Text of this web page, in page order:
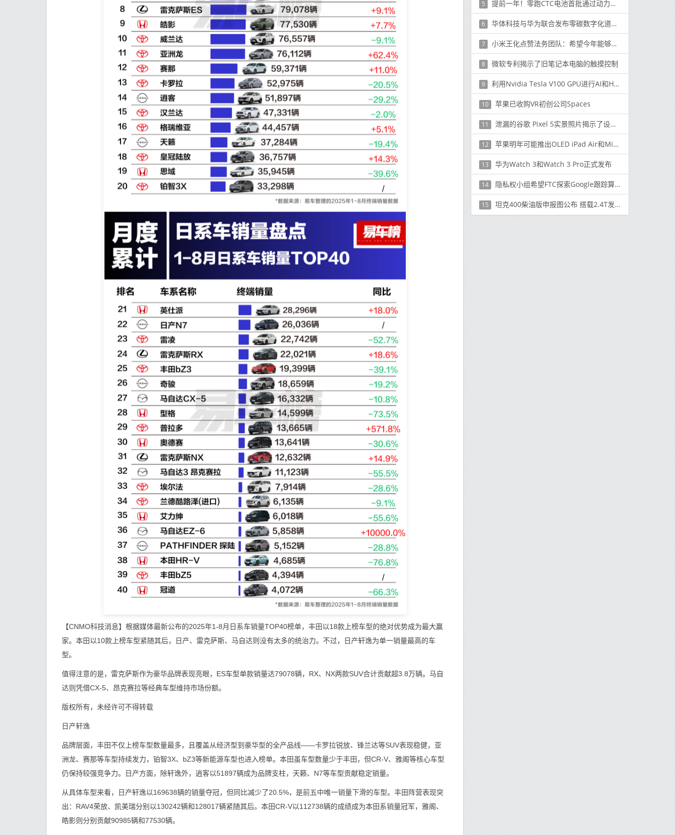
【CNMO科技消息】根据媒体最新公布的2025年1-8月日系车销量TOP40榜单，丰田以18款上榜车型的绝对优势成为最大赢
家。本田以10款上榜车型紧随其后，日产、雷克萨斯、马自达则没有太多的统治力。不过，日产轩逸为单一销量最高的车
型。
值得注意的是，雷克萨斯作为豪华品牌表现亮眼，ES车型单款销量达79078辆，RX、NX两款SUV合计贡献超3.8万辆。马自
达则凭借CX-5、昂克赛拉等经典车型维持市场份额。
版权所有，未经许可不得转载
日产轩逸
品牌层面，丰田不仅上榜车型数量最多，且覆盖从经济型到豪华型的全产品线——卡罗拉锐放、锋兰达等SUV表现稳健，亚
洲龙、赛那等车型持续发力，铂智3X、bZ3等新能源车型也进入榜单。本田虽车型数量少于丰田，但CR-V、雅阁等核心车型
仍保持较强竞争力。日产方面，除轩逸外，逍客以51897辆成为品牌支柱，天籁、N7等车型贡献稳定销量。
从具体车型来看，日产轩逸以169638辆的销量夺冠，但同比减少了20.5%，是前五中唯一销量下滑的车型。丰田阵营表现突
出：RAV4荣放、凯美瑞分别以130242辆和128017辆紧随其后。本田CR-V以112738辆的成绩成为本田系销量冠军，雅阁、
皓影则分别贡献90985辆和77530辆。
5 提前一年！零跑CTC电池首批通过动力电池新国标要求
6 华体科技与华为联合发布零碳数字化道路解决方案
7 小米王化点赞法务团队：希望今年能够有更多成果
8 微软专利揭示了旧笔记本电脑的触摸控制
9 利用Nvidia Tesla V100 GPU进行AI和HPC工作负载
10 苹果已收购VR初创公司Spaces
11 泄漏的谷歌 Pixel 5实景照片揭示了设计和Pixel 5s的绰号
12 苹果明年可能推出OLED iPad Air和Mini-LED MacBook Air
13 华为Watch 3和Watch 3 Pro正式发布
14 隐私权小组希望FTC探索Google跟踪算法
15 坦克400柴油版申报图公布 搭载2.4T发动机 售价有望降低